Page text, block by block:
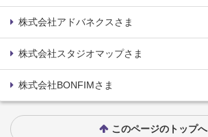
株式会社アドバネクスさま
株式会社スタジオマップさま
株式会社BONFIMさま
このページのトップへ